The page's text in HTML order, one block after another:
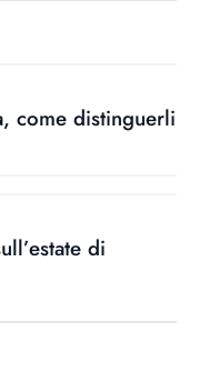
come distinguerli
di